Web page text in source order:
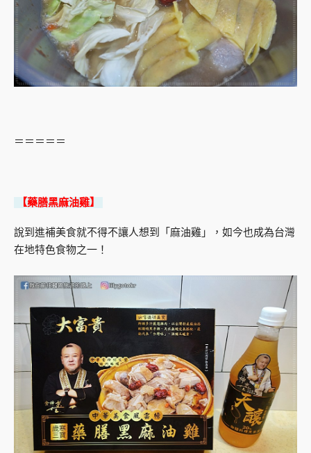
＝＝＝＝＝
【藥膳黑麻油雞】
說到進補美食就不得不讓人想到「麻油雞」，如今也成為台灣
在地特色食物之一！